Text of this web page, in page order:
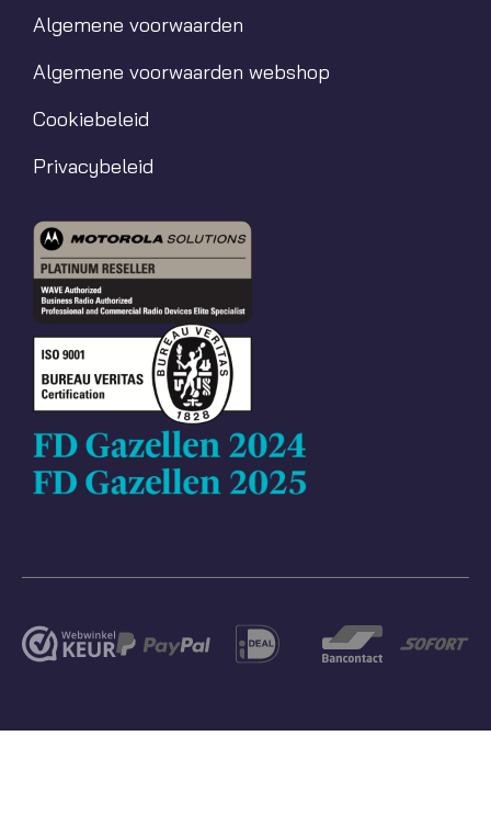
Algemene voorwaarden
Algemene voorwaarden webshop
Cookiebeleid
Privacybeleid